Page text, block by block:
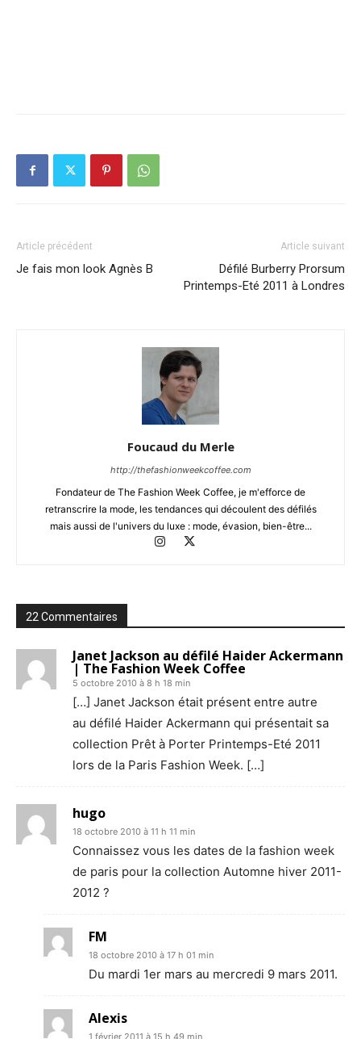
Article précédent
Je fais mon look Agnès B
Article suivant
Défilé Burberry Prorsum
Printemps-Eté 2011 à Londres
Foucaud du Merle
http://thefashionweekcoffee.com
Fondateur de The Fashion Week Coffee, je m'efforce de
retranscrire la mode, les tendances qui découlent des défilés
mais aussi de l'univers du luxe : mode, évasion, bien-être...
22 Commentaires
Janet Jackson au défilé Haider Ackermann
| The Fashion Week Coffee
5 octobre 2010 à 8 h 18 min
[…] Janet Jackson était présent entre autre
au défilé Haider Ackermann qui présentait sa
collection Prêt à Porter Printemps-Eté 2011
lors de la Paris Fashion Week. […]
hugo
18 octobre 2010 à 11 h 11 min
Connaissez vous les dates de la fashion week
de paris pour la collection Automne hiver 2011-
2012 ?
FM
18 octobre 2010 à 17 h 01 min
Du mardi 1er mars au mercredi 9 mars 2011.
Alexis
1 février 2011 à 15 h 49 min